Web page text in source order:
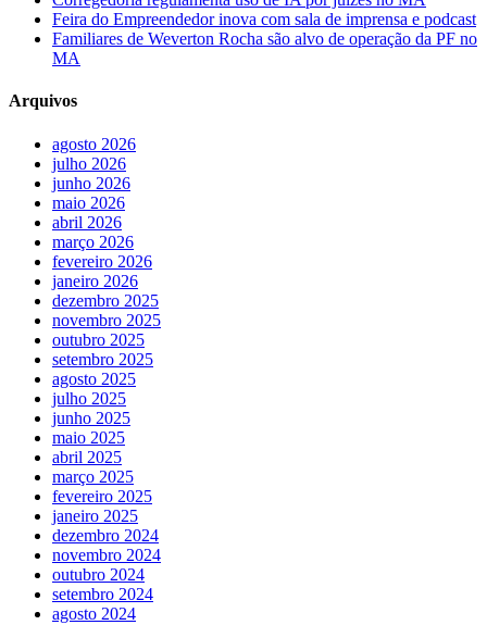
Feira do Empreendedor inova com sala de imprensa e podcast
Familiares de Weverton Rocha são alvo de operação da PF no
MA
Arquivos
agosto 2026
julho 2026
junho 2026
maio 2026
abril 2026
março 2026
fevereiro 2026
janeiro 2026
dezembro 2025
novembro 2025
outubro 2025
setembro 2025
agosto 2025
julho 2025
junho 2025
maio 2025
abril 2025
março 2025
fevereiro 2025
janeiro 2025
dezembro 2024
novembro 2024
outubro 2024
setembro 2024
agosto 2024